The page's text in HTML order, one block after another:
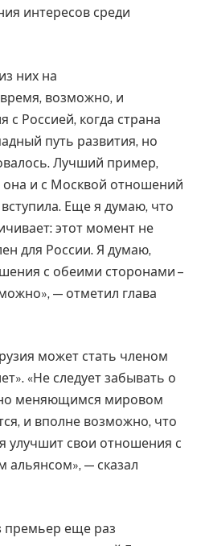
интересов среди
них на
возможно, и
Россией, когда страна
путь развития, но
Лучший пример,
она и с Москвой отношений
Еще я думаю, что
этот момент не
для России. Я думаю,
с обеими сторонами –
— отметил глава
может стать членом
«Не следует забывать о
меняющимся мировом
и вполне возможно, что
улучшит свои отношения с
альянсом», — сказал
премьер еще раз